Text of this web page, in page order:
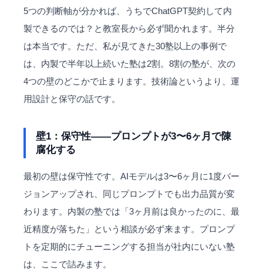
5つの判断軸が分かれば、うちでChatGPT契約して内
製できるのでは？と教室長から必ず聞かれます。半分
は本当です。ただ、私が見てきた30塾以上の事例で
は、内製で半年以上続いた塾は2割。8割の塾が、次の
4つの壁のどこかで止まります。技術論というより、運
用設計と保守の話です。
壁1：保守性——プロンプトが3〜6ヶ月で陳
腐化する
最初の壁は保守性です。AIモデルは3〜6ヶ月に1度バー
ジョンアップされ、同じプロンプトでも出力品質が変
わります。内製の塾では「3ヶ月前は良かったのに、最
近精度が落ちた」という相談が必ず来ます。プロンプ
トを定期的にチューニングする担当が社内にいない塾
は、ここで詰みます。